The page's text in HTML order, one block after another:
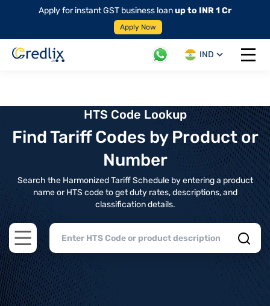
Apply for instant GST business loanup to INR 1 Cr
Apply Now
IND
Open
HTS Code Lookup
Find Tariff Codes by Product or
Number
Search the Harmonized Tariff Schedule by entering a product
name or HTS code to get duty rates, descriptions, and
classification details.
Open main menu